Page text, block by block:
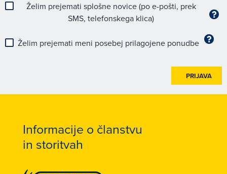
Želim prejemati splošne novice (po e-pošti, prek
SMS, telefonskega klica)
Želim prejemati meni posebej prilagojene ponudbe
PRIJAVA
Informacije o članstvu
in storitvah